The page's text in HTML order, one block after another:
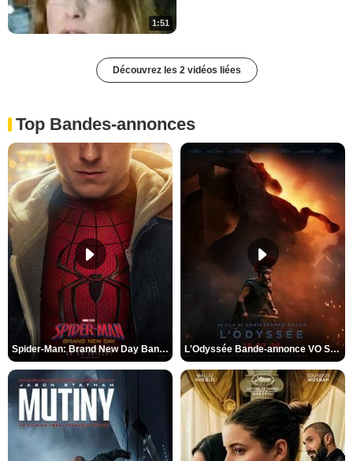
1:51
Découvrez les 2 vidéos liées
Top Bandes-annonces
Spider-Man: Brand New Day Bande-annonce VO STFR L'Odyssée Bande-annonce VO STFR